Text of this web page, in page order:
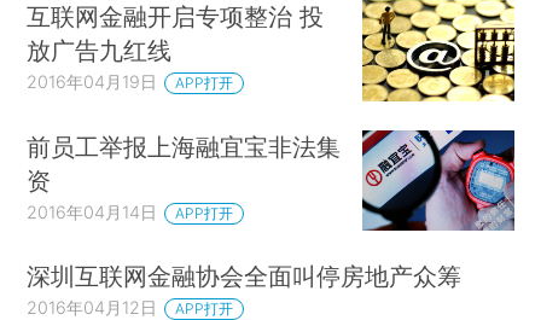
互联网金融开启专项整治 投
放广告九红线
2016年04月19日 APP打开
前员工举报上海融宜宝非法集
资
2016年04月14日 APP打开
深圳互联网金融协会全面叫停房地产众筹
2016年04月12日 APP打开